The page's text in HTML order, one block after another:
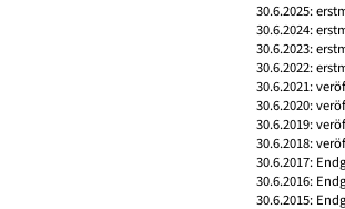
30.6.2025:
30.6.2024:
30.6.2023:
30.6.2022:
30.6.2021:
30.6.2020:
30.6.2019:
30.6.2018:
30.6.2017:
30.6.2016:
30.6.2015: